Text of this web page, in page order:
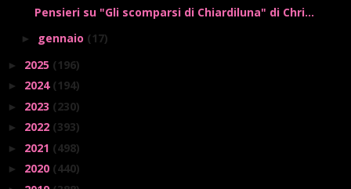
Pensieri su "Gli scomparsi di Chiardiluna" di Chri...
► gennaio (17)
► 2025 (196)
► 2024 (194)
► 2023 (230)
► 2022 (393)
► 2021 (498)
► 2020 (440)